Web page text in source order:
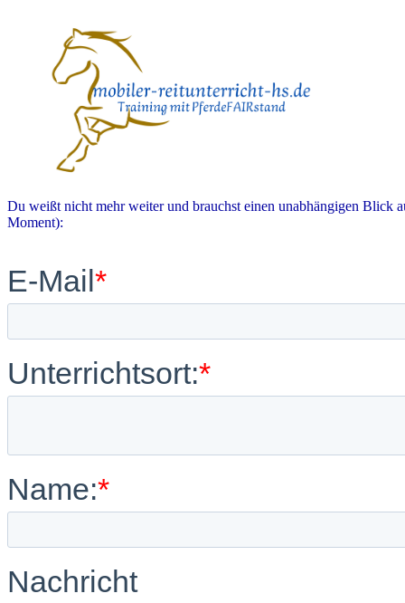
Du weißt nicht mehr weiter und brauchst einen unabhängigen Blick
Moment):